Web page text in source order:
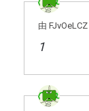
由 FJvOeLCZ
1